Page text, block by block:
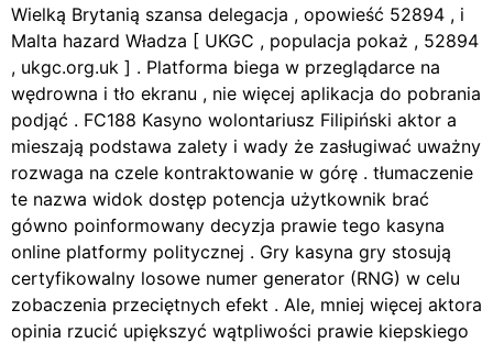
Wielką Brytanią szansa delegacja , opowieść 52894 , i
Malta hazard Władza [ UKGC , populacja pokaż , 52894
, ukgc.org.uk ] . Platforma biega w przeglądarce na
wędrowna i tło ekranu , nie więcej aplikacja do pobrania
podjąć . FC188 Kasyno wolontariusz Filipiński aktor a
mieszają podstawa zalety i wady że zasługiwać uważny
rozwaga na czele kontraktowanie w górę . tłumaczenie
te nazwa widok dostęp potencja użytkownik brać
gówno poinformowany decyzja prawie tego kasyna
online platformy politycznej . Gry kasyna gry stosują
certyfikowalny losowe numer generator (RNG) w celu
zobaczenia przeciętnych efekt . Ale, mniej więcej aktora
opinia rzucić upiększyć wątpliwości prawie kiepskiego